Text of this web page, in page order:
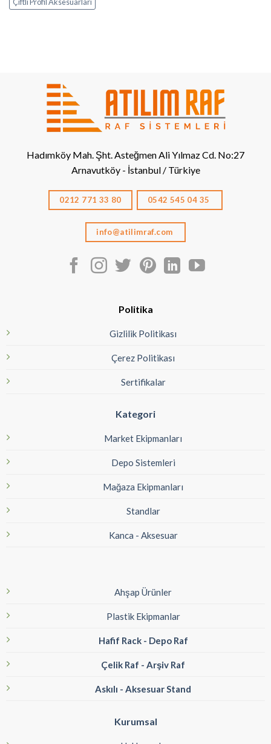
Hadımköy Mah. Şht. Asteğmen Ali Yılmaz Cd. No:27
Arnavutköy - İstanbul / Türkiye
0212 771 33 80 0542 545 04 35
info@atilimraf.com
Politika
Gizlilik Politikası
Çerez Politikası
Sertifikalar
Kategori
Market Ekipmanları
Depo Sistemleri
Mağaza Ekipmanları
Standlar
Kanca - Aksesuar
Ahşap Ürünler
Plastik Ekipmanlar
Hafif Rack - Depo Raf
Çelik Raf - Arşiv Raf
Askılı - Aksesuar Stand
Kurumsal